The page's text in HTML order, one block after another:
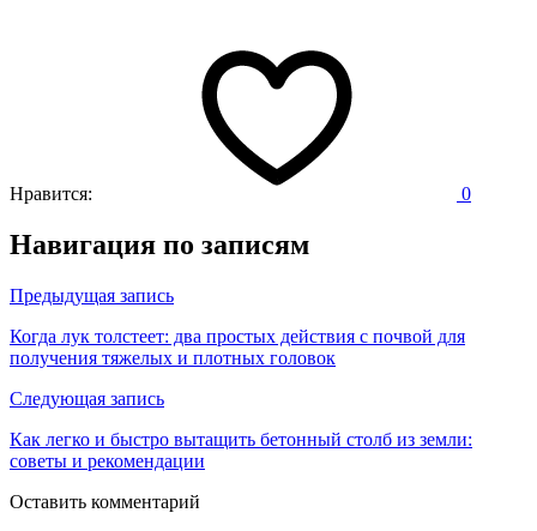
Нравится: 0
Навигация по записям
Предыдущая запись
Когда лук толстеет: два простых действия с почвой для
получения тяжелых и плотных головок
Следующая запись
Как легко и быстро вытащить бетонный столб из земли:
советы и рекомендации
Оставить комментарий